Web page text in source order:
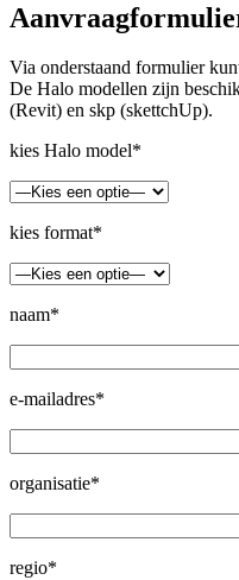
Via onderstaand formulier
De Halo modellen zijn
(Revit) en skp (skettchUp).
kies Halo model*
kies format*
naam*
e-mailadres*
organisatie*
regio*